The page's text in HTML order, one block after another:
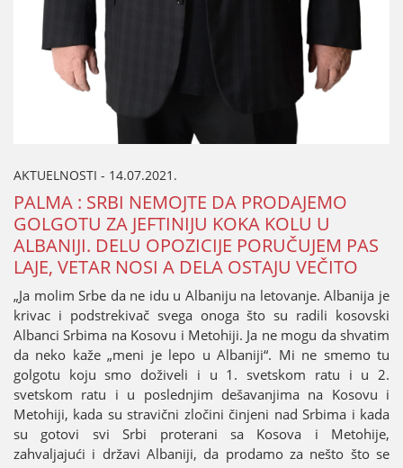
AKTUELNOSTI - 14.07.2021.
PALMA : SRBI NEMOЈTE DA PRODAЈEMO
GOLGOTU ZA ЈEFTINIЈU KOKA KOLU U
ALBANIЈI. DELU OPOZICIЈE PORUČUЈEM PAS
LAЈE, VETAR NOSI A DELA OSTAЈU VEČITO
„Јa molim Srbe da ne idu u Albaniјu na letovanje. Albaniјa јe
krivac i podstrekivač svega onoga što su radili kosovski
Albanci Srbima na Kosovu i Metohiјi. Јa ne mogu da shvatim
da neko kaže „meni јe lepo u Albaniјi“. Mi ne smemo tu
golgotu koјu smo doživeli i u 1. svetskom ratu i u 2.
svetskom ratu i u poslednjim dešavanjima na Kosovu i
Metohiјi, kada su stravični zločini činjeni nad Srbima i kada
su gotovi svi Srbi proterani sa Kosova i Metohiјe,
zahvaljaјući i državi Albaniјi, da prodamo za nešto što se